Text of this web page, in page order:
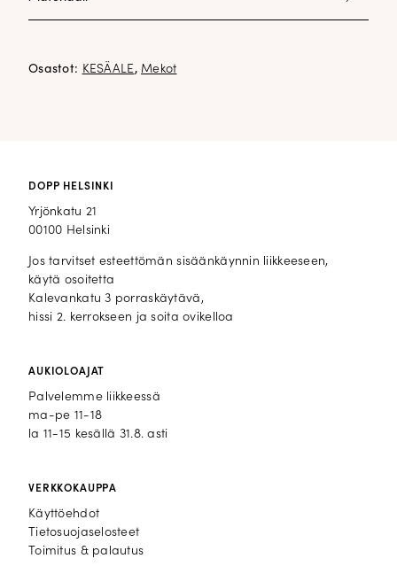
vuori 100% polyesteri
Osastot: KESÄALE , Mekot
DOPP HELSINKI
Yrjönkatu 21
00100 Helsinki
Jos tarvitset esteettömän sisäänkäynnin liikkeeseen,
käytä osoitetta
Kalevankatu 3 porraskäytävä,
hissi 2. kerrokseen ja soita ovikelloa
AUKIOLOAJAT
Palvelemme liikkeessä
ma-pe 11-18
la 11-15 kesällä 31.8. asti
VERKKOKAUPPA
Käyttöehdot
Tietosuojaselosteet
Toimitus & palautus